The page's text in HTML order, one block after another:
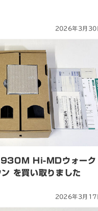
2026年3月30
Hi-MDウォーク
を買い取りました
2026年3月17